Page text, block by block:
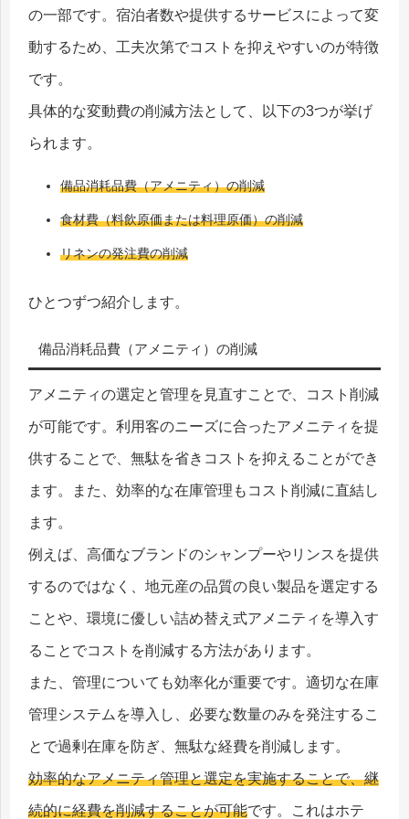
の一部です。宿泊者数や提供するサービスによって変
動するため、工夫次第でコストを抑えやすいのが特徴
です。
具体的な変動費の削減方法として、以下の3つが挙げ
られます。
備品消耗品費（アメニティ）の削減
食材費（料飲原価または料理原価）の削減
リネンの発注費の削減
ひとつずつ紹介します。
備品消耗品費（アメニティ）の削減
アメニティの選定と管理を見直すことで、コスト削減
が可能です。利用客のニーズに合ったアメニティを提
供することで、無駄を省きコストを抑えることができ
ます。また、効率的な在庫管理もコスト削減に直結し
ます。
例えば、高価なブランドのシャンプーやリンスを提供
するのではなく、地元産の品質の良い製品を選定する
ことや、環境に優しい詰め替え式アメニティを導入す
ることでコストを削減する方法があります。
また、管理についても効率化が重要です。適切な在庫
管理システムを導入し、必要な数量のみを発注するこ
とで過剰在庫を防ぎ、無駄な経費を削減します。
効率的なアメニティ管理と選定を実施することで、継
続的に経費を削減することが可能です。これはホテ